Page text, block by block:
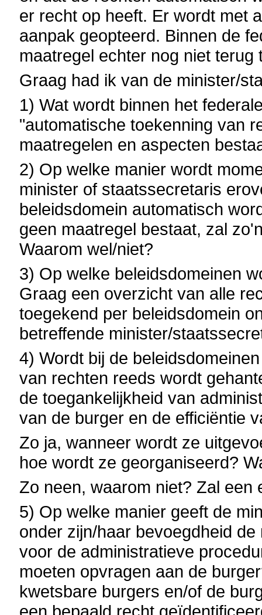
er recht op heeft. Er wordt met
aanpak geopteerd. Binnen de
maatregel echter nog niet terug
Graag had ik van de minister/
1) Wat wordt binnen het
"automatische toekenning van
maatregelen en aspecten
2) Op welke manier wordt
minister of staatssecretaris
beleidsdomein automatisch
geen maatregel bestaat, zal
Waarom wel/niet?
3) Op welke beleidsdomeinen
Graag een overzicht van alle
toegekend per beleidsdomein
betreffende minister/
4) Wordt bij de
van rechten reeds wordt
de toegankelijkheid van
van de burger en de efficiëntie
Zo ja, wanneer wordt ze
hoe wordt ze georganiseerd?
Zo neen, waarom niet? Zal een
5) Op welke manier geeft de
onder zijn/haar bevoegdheid
voor de administratieve
moeten opvragen aan de
kwetsbare burgers en/of de